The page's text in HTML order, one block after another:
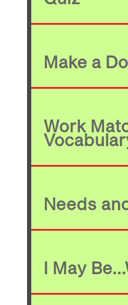
Make a
Work
Needs
I May